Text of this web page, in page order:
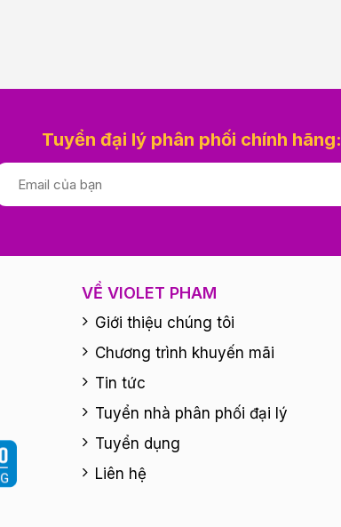
Tuyển đại lý phân phối chính hãng:
VỀ VIOLET PHAM
Giới thiệu chúng tôi
Chương trình khuyến mãi
Tin tức
Tuyển nhà phân phối đại lý
Tuyển dụng
Liên hệ